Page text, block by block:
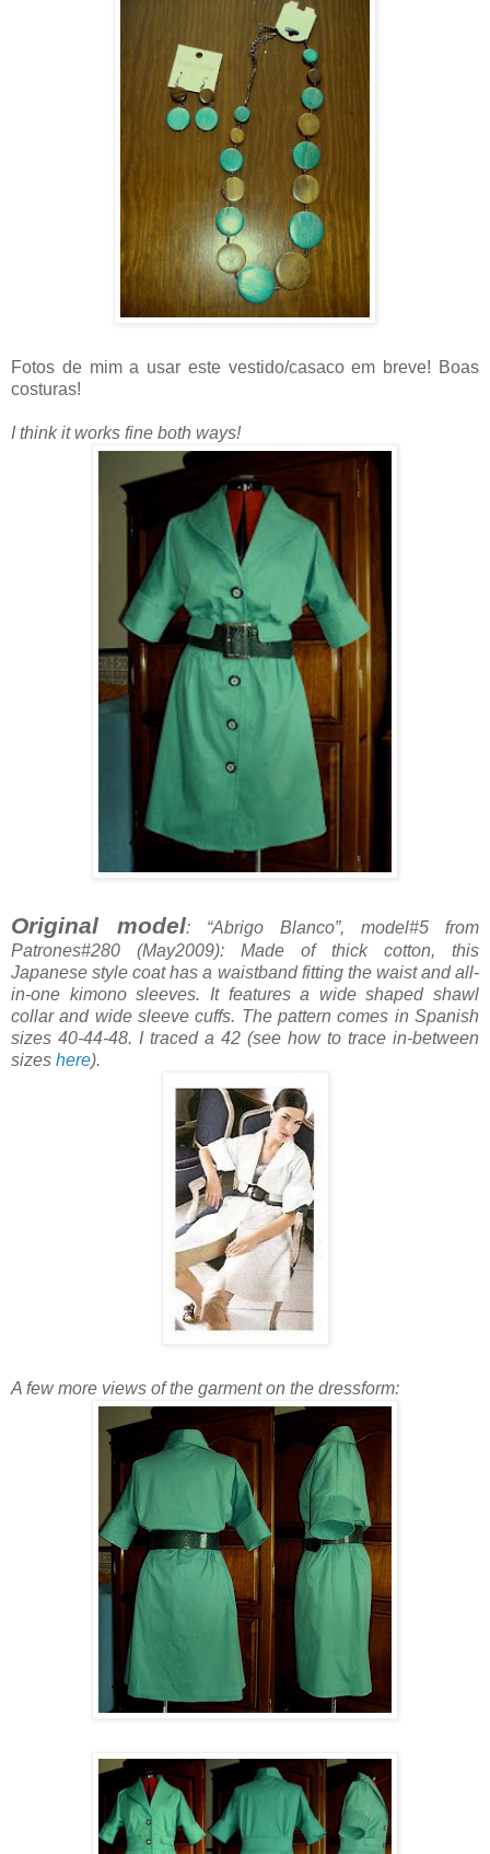
Fotos de mim a usar este vestido/casaco em breve! Boas
costuras!
I think it works fine both ways!
Original model: “Abrigo Blanco”, model#5 from
Patrones#280 (May2009): Made of thick cotton, this
Japanese style coat has a waistband fitting the waist and all-
in-one kimono sleeves. It features a wide shaped shawl
collar and wide sleeve cuffs. The pattern comes in Spanish
sizes 40-44-48. I traced a 42 (see how to trace in-between
sizes here).
A few more views of the garment on the dressform: